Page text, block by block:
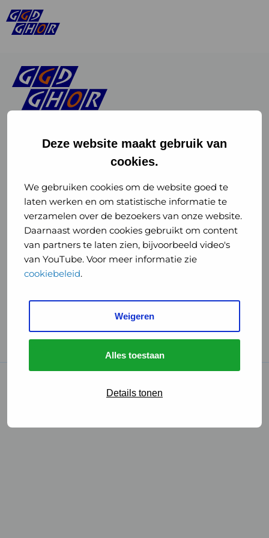
Deze website maakt gebruik van
cookies.
We gebruiken cookies om de website goed te
laten werken en om statistische informatie te
verzamelen over de bezoekers van onze website.
Daarnaast worden cookies gebruikt om content
van partners te laten zien, bijvoorbeeld video's
van YouTube. Voor meer informatie zie
cookiebeleid.
Weigeren
Alles toestaan
Details tonen
of
GGD
GHOR
Nederland
Instagram
of
GGD
GHOR
Nederland
GGD Reizen op social media
GGD Reizen
GGD Reisvaccinaties